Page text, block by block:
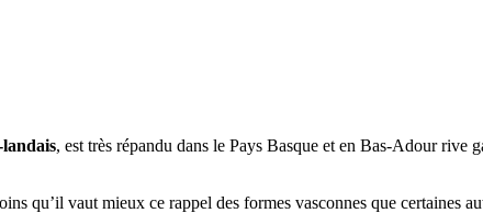
landais, est très répandu dans le Pays Basque et en Bas-Adour
qu’il vaut mieux ce rappel des formes vasconnes que certaines